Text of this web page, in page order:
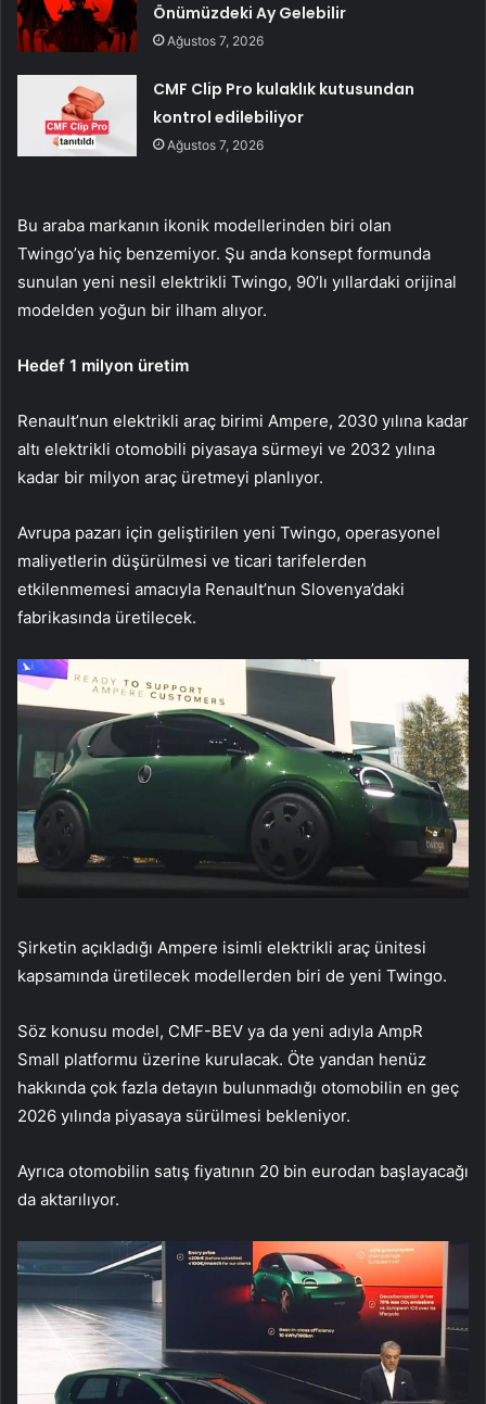
Önümüzdeki Ay Gelebilir
Ağustos 7, 2026
CMF Clip Pro kulaklık kutusundan
kontrol edilebiliyor
Ağustos 7, 2026
Bu araba markanın ikonik modellerinden biri olan
Twingo’ya hiç benzemiyor. Şu anda konsept formunda
sunulan yeni nesil elektrikli Twingo, 90’lı yıllardaki orijinal
modelden yoğun bir ilham alıyor.
Hedef 1 milyon üretim
Renault’nun elektrikli araç birimi Ampere, 2030 yılına kadar
altı elektrikli otomobili piyasaya sürmeyi ve 2032 yılına
kadar bir milyon araç üretmeyi planlıyor.
Avrupa pazarı için geliştirilen yeni Twingo, operasyonel
maliyetlerin düşürülmesi ve ticari tarifelerden
etkilenmemesi amacıyla Renault’nun Slovenya’daki
fabrikasında üretilecek.
Şirketin açıkladığı Ampere isimli elektrikli araç ünitesi
kapsamında üretilecek modellerden biri de yeni Twingo.
Söz konusu model, CMF-BEV ya da yeni adıyla AmpR
Small platformu üzerine kurulacak. Öte yandan henüz
hakkında çok fazla detayın bulunmadığı otomobilin en geç
2026 yılında piyasaya sürülmesi bekleniyor.
Ayrıca otomobilin satış fiyatının 20 bin eurodan başlayacağı
da aktarılıyor.